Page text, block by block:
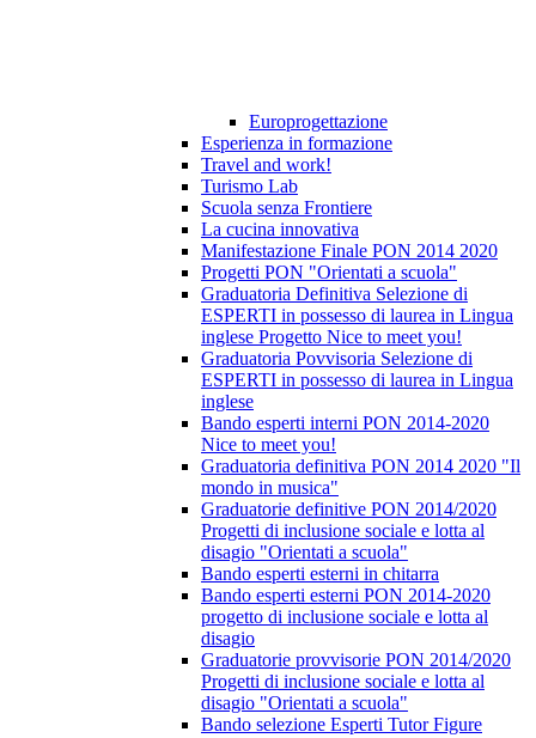
Europrogettazione
Esperienza in formazione
Travel and work!
Turismo Lab
Scuola senza Frontiere
La cucina innovativa
Manifestazione Finale PON 2014 2020
Progetti PON "Orientati a scuola"
Graduatoria Definitiva Selezione di
ESPERTI in possesso di laurea in Lingua
inglese Progetto Nice to meet you!
Graduatoria Povvisoria Selezione di
ESPERTI in possesso di laurea in Lingua
inglese
Bando esperti interni PON 2014-2020
Nice to meet you!
Graduatoria definitiva PON 2014 2020 "Il
mondo in musica"
Graduatorie definitive PON 2014/2020
Progetti di inclusione sociale e lotta al
disagio "Orientati a scuola"
Bando esperti esterni in chitarra
Bando esperti esterni PON 2014-2020
progetto di inclusione sociale e lotta al
disagio
Graduatorie provvisorie PON 2014/2020
Progetti di inclusione sociale e lotta al
disagio "Orientati a scuola"
Bando selezione Esperti Tutor Figure